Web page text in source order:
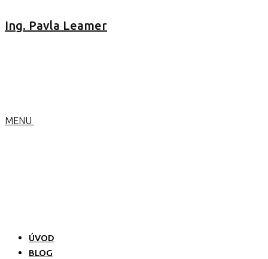
Ing. Pavla Leamer
MENU
ÚVOD
BLOG